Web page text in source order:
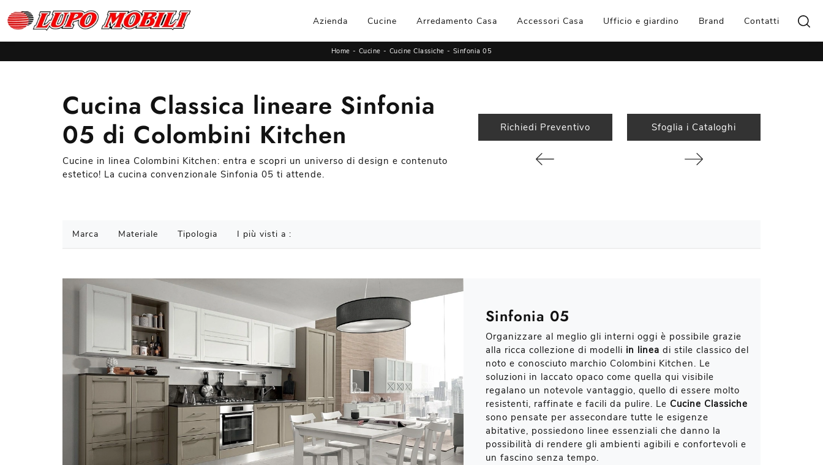
Azienda Cucine Arredamento Casa Accessori Casa Ufficio e giardino Brand Contatti
Home - Cucine - Cucine Classiche - Sinfonia 05
Cucina Classica lineare Sinfonia
05 di Colombini Kitchen
Cucine in linea Colombini Kitchen: entra e scopri un universo di design e contenuto
estetico! La cucina convenzionale Sinfonia 05 ti attende.
Richiedi Preventivo Sfoglia i Cataloghi
Marca Materiale Tipologia I più visti a :
Sinfonia 05
Organizzare al meglio gli interni oggi è possibile grazie
alla ricca collezione di modelli in linea di stile classico del
noto e conosciuto marchio Colombini Kitchen. Le
soluzioni in laccato opaco come quella qui visibile
regalano un notevole vantaggio, quello di essere molto
resistenti, raffinate e facili da pulire. Le Cucine Classiche
sono pensate per assecondare tutte le esigenze
abitative, possiedono linee essenziali che danno la
possibilità di rendere gli ambienti agibili e confortevoli e
un fascino senza tempo.